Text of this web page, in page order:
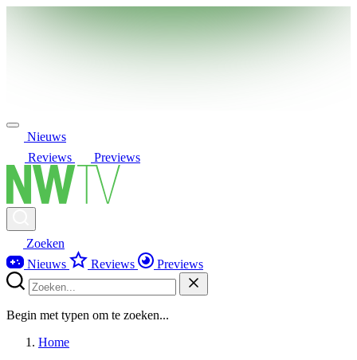
Nieuws
Reviews
Previews
Zoeken
Nieuws
Reviews Previews
Begin met typen om te zoeken...
Home